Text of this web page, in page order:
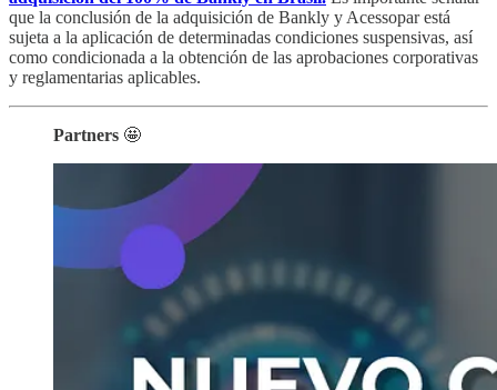
que la conclusión de la adquisición de Bankly y Acessopar está
sujeta a la aplicación de determinadas condiciones suspensivas, así
como condicionada a la obtención de las aprobaciones corporativas
y reglamentarias aplicables.
Partners 🤩